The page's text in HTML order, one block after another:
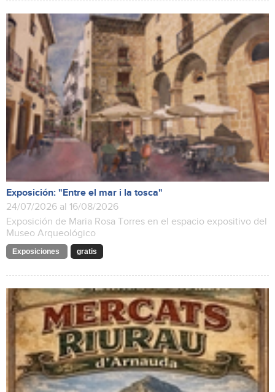
Exposición: "Entre el mar i la tosca"
24/07/2026 al 16/08/2026
Exposición de Maria Rosa Torres en el espacio expositivo del
Museo Arqueológico
Exposiciones gratis